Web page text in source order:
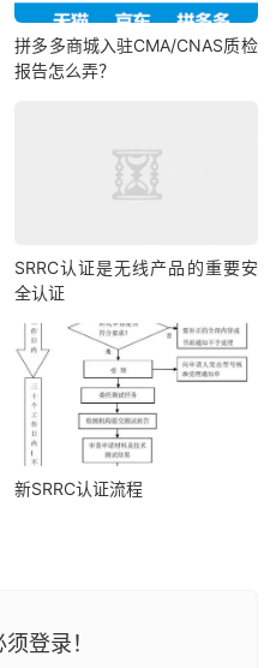
拼多多商城入驻CMA/CNAS质检
报告怎么弄？
SRRC认证是无线产品的重要安
全认证
新SRRC认证流程
登录！